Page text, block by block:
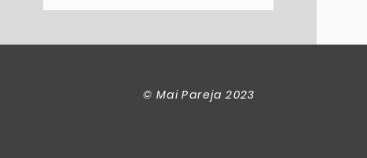
© Mai Pareja 2023